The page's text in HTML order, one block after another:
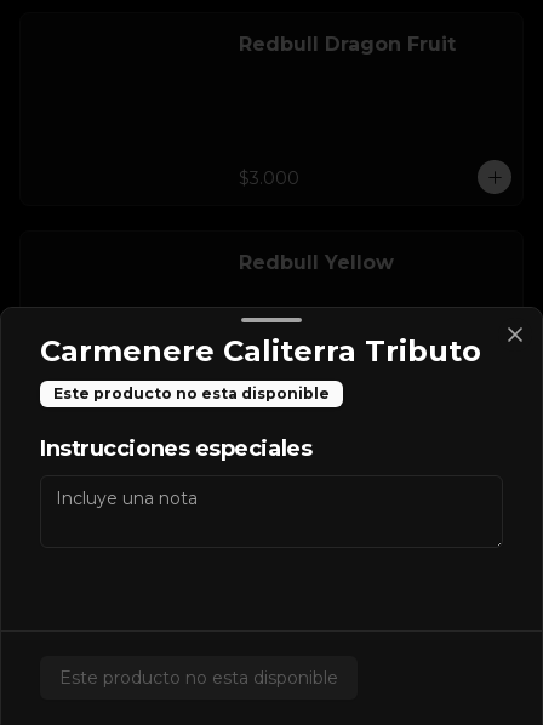
Redbull Dragon Fruit
$3.000
Redbull Yellow
$2.500
Salsas Extras
$600
Carmenere Caliterra Tributo
Este producto no esta disponible
Instrucciones especiales
Este producto no esta disponible